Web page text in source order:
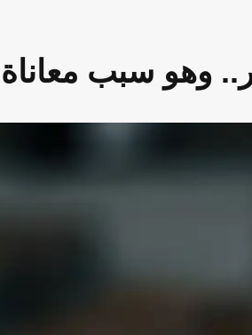
وهو سبب معاناة